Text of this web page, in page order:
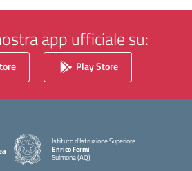
app ufficiale su:
Play Store
Istituto d'Istruzione Superiore
Enrico Fermi
Sulmona (AQ)
— Visita la pagina iniziale della scuola